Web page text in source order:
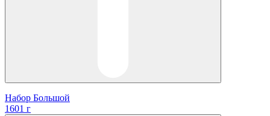
Набор Большой
1601 г